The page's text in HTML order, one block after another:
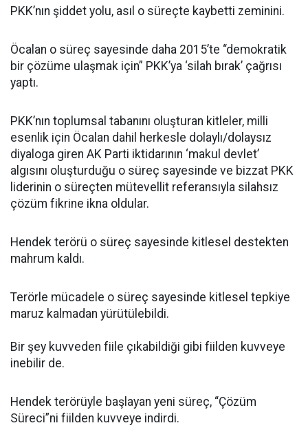
PKK’nın şiddet yolu, asıl o süreçte kaybetti zeminini.
Öcalan o süreç sayesinde daha 2015’te “demokratik
bir çözüme ulaşmak için” PKK’ya ‘silah bırak’ çağrısı
yaptı.
PKK’nın toplumsal tabanını oluşturan kitleler, milli
esenlik için Öcalan dahil herkesle dolaylı/dolaysız
diyaloga giren AK Parti iktidarının ‘makul devlet’
algısını oluşturduğu o süreç sayesinde ve bizzat PKK
liderinin o süreçten mütevellit referansıyla silahsız
çözüm fikrine ikna oldular.
Hendek terörü o süreç sayesinde kitlesel destekten
mahrum kaldı.
Terörle mücadele o süreç sayesinde kitlesel tepkiye
maruz kalmadan yürütülebildi.
Bir şey kuvveden fiile çıkabildiği gibi fiilden kuvveye
inebilir de.
Hendek terörüyle başlayan yeni süreç, “Çözüm
Süreci”ni fiilden kuvveye indirdi.